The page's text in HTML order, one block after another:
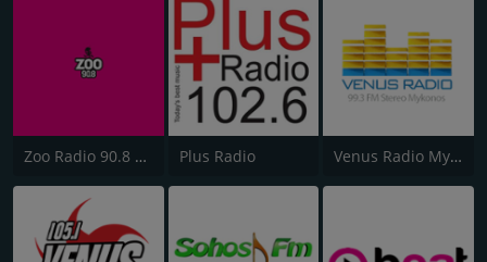
Zoo Radio 90.8 FM Plus Radio Venus Radio Mykonos